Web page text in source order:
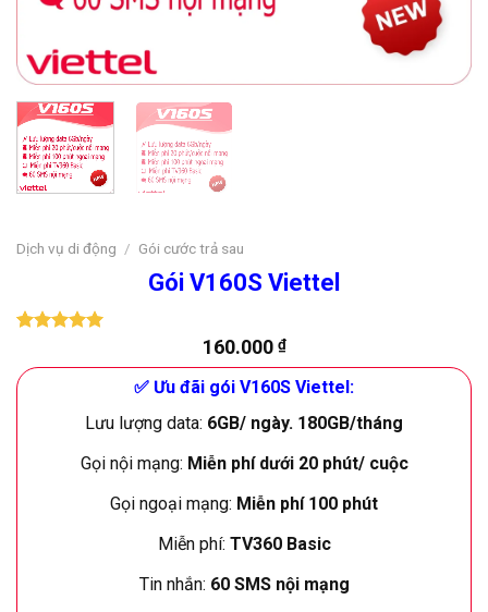
Dịch vụ di động / Gói cước trả sau
Gói V160S Viettel
đánh giá
160.000 ₫
✅ Ưu đãi gói V160S Viettel:
Lưu lượng data: 6GB/ ngày. 180GB/tháng
Gọi nội mạng: Miễn phí dưới 20 phút/ cuộc
Gọi ngoại mạng: Miễn phí 100 phút
Miễn phí: TV360 Basic
Tin nhắn: 60 SMS nội mạng